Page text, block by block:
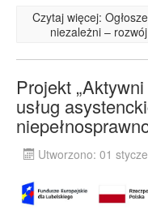
Czytaj więcej:
niezależni –
Projekt
usług
Utworzono: 01